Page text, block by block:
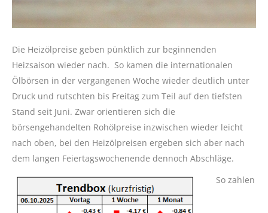
Die Heizölpreise geben pünktlich zur beginnenden
Heizsaison wieder nach. So kamen die internationalen
Ölbörsen in der vergangenen Woche wieder deutlich unter
Druck und rutschten bis Freitag zum Teil auf den tiefsten
Stand seit Juni. Zwar orientieren sich die
börsengehandelten Rohölpreise inzwischen wieder leicht
nach oben, bei den Heizölpreisen ergeben sich aber nach
dem langen Feiertagswochenende dennoch Abschläge.
So zahlen